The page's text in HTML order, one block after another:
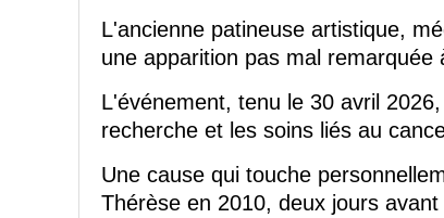
L'ancienne patineuse artistique,
une apparition pas mal
L'événement, tenu le 30 avril
recherche et les soins liés au
Une cause qui touche
Thérèse en 2010, deux jours